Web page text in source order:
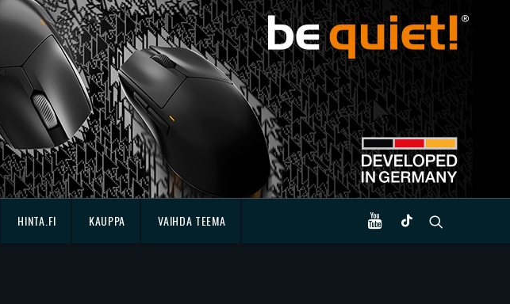
HINTA.FI KAUPPA VAIHDA TEEMA